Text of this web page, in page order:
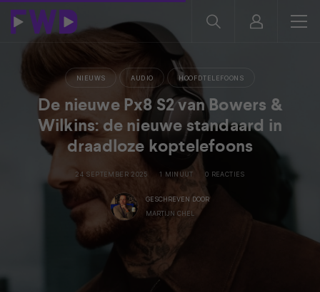
NIEUWS AUDIO HOOFDTELEFOONS
De nieuwe Px8 S2 van Bowers &
Wilkins: de nieuwe standaard in
draadloze koptelefoons
24 SEPTEMBER 2025 1 MINUUT 0 REACTIES
GESCHREVEN DOOR
MARTIJN CHEL